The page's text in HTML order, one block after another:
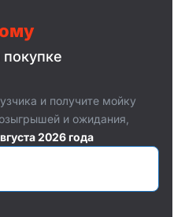
и получите мойку
и ожидания,
2026 года